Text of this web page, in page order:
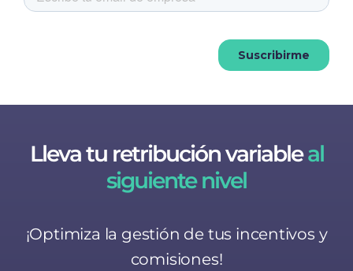
Lleva tu retribución variableal
siguiente nivel
¡Optimiza la gestión de tus incentivos y
comisiones!